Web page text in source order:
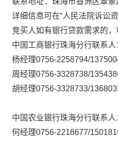
详细信息可在“人民法院诉讼
竞买人如有银行贷款需求的
中国工商银行珠海分行联系人
杨经理0756-2258794/
周经理0756-3328738/
胡经理0756-3328733/
中国农业银行珠海分行联系人
何经理0756-2218677/